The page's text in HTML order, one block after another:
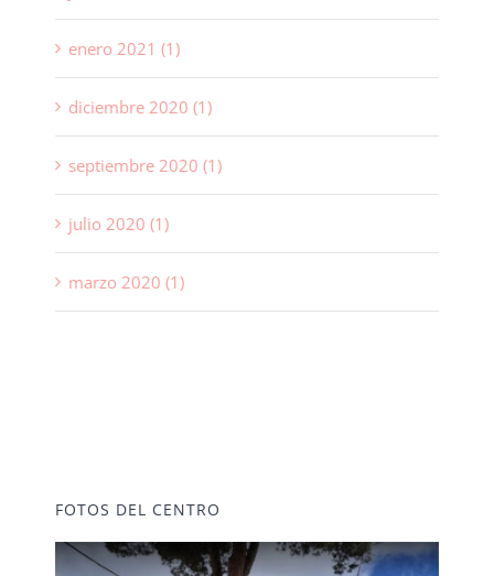
enero 2021 (1)
diciembre 2020 (1)
septiembre 2020 (1)
julio 2020 (1)
marzo 2020 (1)
FOTOS DEL CENTRO